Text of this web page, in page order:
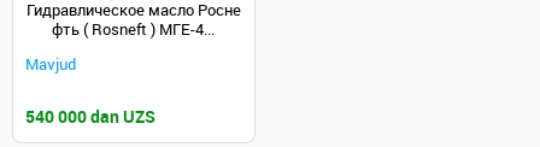
Гидравлическое масло Росне
фть ( Rosneft ) МГЕ-4...
Mavjud
540 000 dan UZS